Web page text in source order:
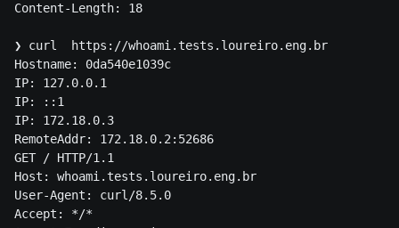
Content-Length: 18
❯ curl  https://whoami.tests.loureiro.eng.br
Hostname: 0da540e1039c
IP: 127.0.0.1
IP: ::1
IP: 172.18.0.3
RemoteAddr: 172.18.0.2:52686
GET / HTTP/1.1
Host: whoami.tests.loureiro.eng.br
User-Agent: curl/8.5.0
Accept: */*